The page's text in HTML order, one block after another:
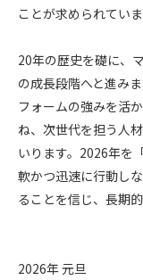
ことが求められていま
20年の歴史を礎に、
の成長段階へと進み
フォームの強みを活
ね、次世代を担う人
いります。 2026年を
軟かつ迅速に行動し
ることを信じ、長期
2026年 元旦